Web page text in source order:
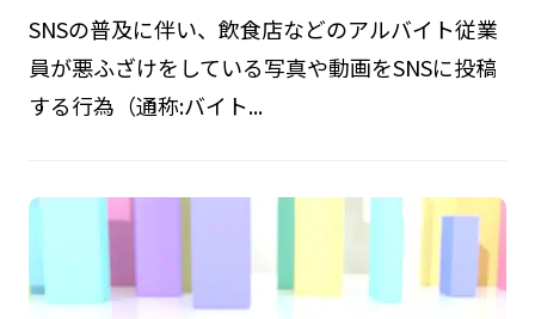
SNSの普及に伴い、飲食店などのアルバイト従業
員が悪ふざけをしている写真や動画をSNSに投稿
する行為（通称:バイト...